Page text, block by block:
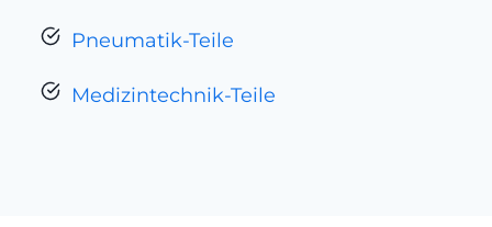
Pneumatik-Teile
Medizintechnik-Teile